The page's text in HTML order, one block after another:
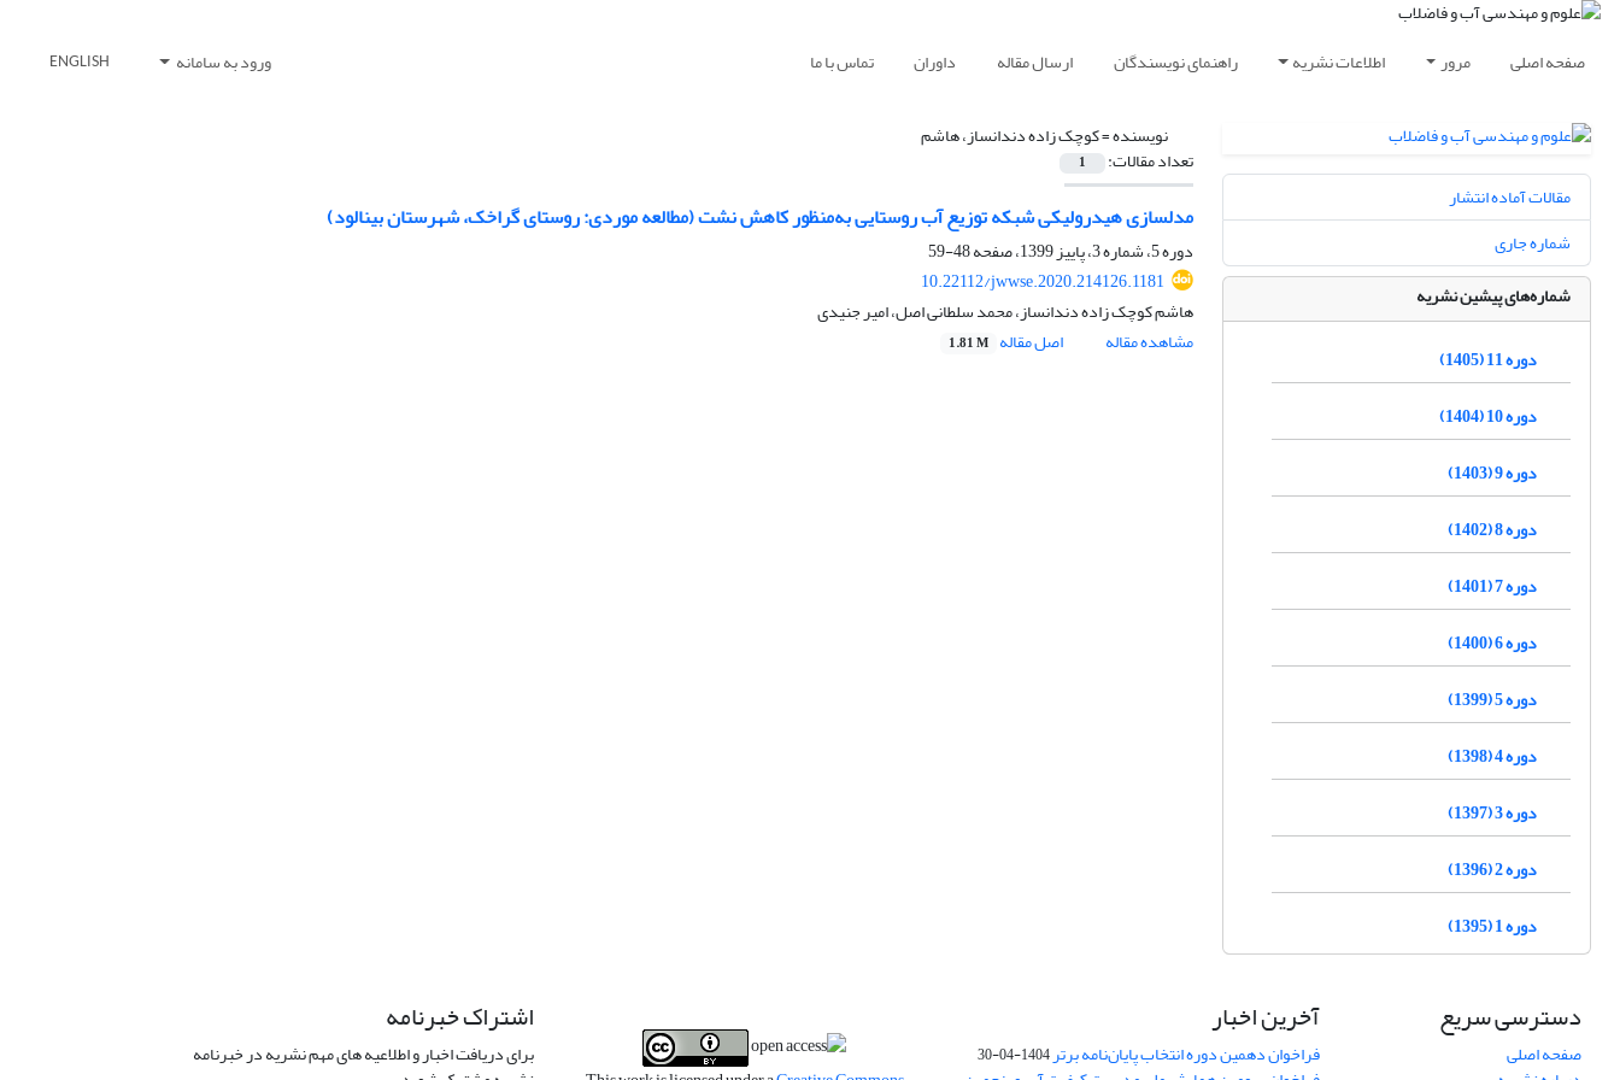
صفحه اصلی مرور اطلاعات نشریه راهنمای نویسندگان ارسال مقاله داوران تماس با ما ورود به سامانه ENGLISH
نویسنده =کوچک زاده دندانساز، هاشم
تعداد مقالات: 1
مدل‏سازی هیدرولیکی شبکه توزیع آب روستایی به‌منظور کاهش نشت (مطالعه موردی: روستای گراخک، شهرستان بینالود)
دوره 5، شماره 3، پاییز 1399، صفحه
48-59
10.22112/jwwse.2020.214126.1181
هاشم کوچک زاده دندانساز، محمد سلطانی اصل، امیر جنیدی
مشاهده مقاله
اصل مقاله 1.81 M
مقالات آماده انتشار
شماره جاری
شماره‌های پیشین نشریه
دوره 11 (1405)
دوره 10 (1404)
دوره 9 (1403)
دوره 8 (1402)
دوره 7 (1401)
دوره 6 (1400)
دوره 5 (1399)
دوره 4 (1398)
دوره 3 (1397)
دوره 2 (1396)
دوره 1 (1395)
دسترسی سریع
صفحه اصلی
آخرین اخبار
فراخوان دهمین دوره انتخاب پایان‌نامه برتر1404-04-30
اشتراک خبرنامه
برای دریافت اخبار و اطلاعیه های مهم نشریه در خبرنامه